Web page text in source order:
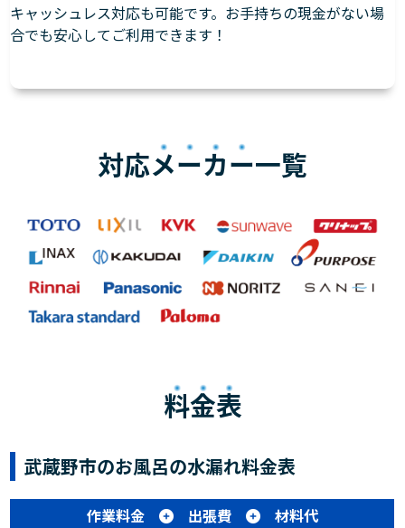
キャッシュレス対応も可能です。お手持ちの現金がない場
合でも安心してご利用できます！
対応メーカー一覧
料金表
武蔵野市のお風呂の水漏れ料金表
作業料金 出張費
材料代